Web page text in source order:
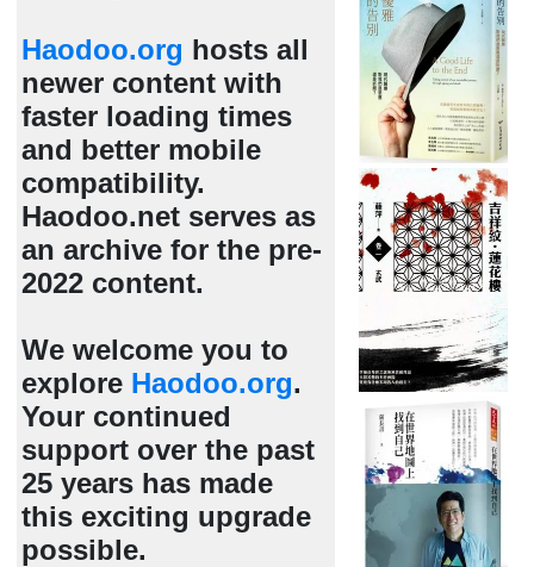
Haodoo.org hosts all
newer content with
faster loading times
and better mobile
compatibility.
Haodoo.net serves as
an archive for the pre-
2022 content.
We welcome you to
explore Haodoo.org.
Your continued
support over the past
25 years has made
this exciting upgrade
possible.